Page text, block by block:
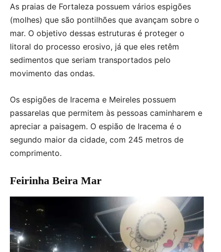
As praias de Fortaleza possuem vários espigões
(molhes) que são pontilhões que avançam sobre o
mar. O objetivo dessas estruturas é proteger o
litoral do processo erosivo, já que eles retêm
sedimentos que seriam transportados pelo
movimento das ondas.
Os espigões de Iracema e Meireles possuem
passarelas que permitem às pessoas caminharem e
apreciar a paisagem. O espião de Iracema é o
segundo maior da cidade, com 245 metros de
comprimento.
Feirinha Beira Mar